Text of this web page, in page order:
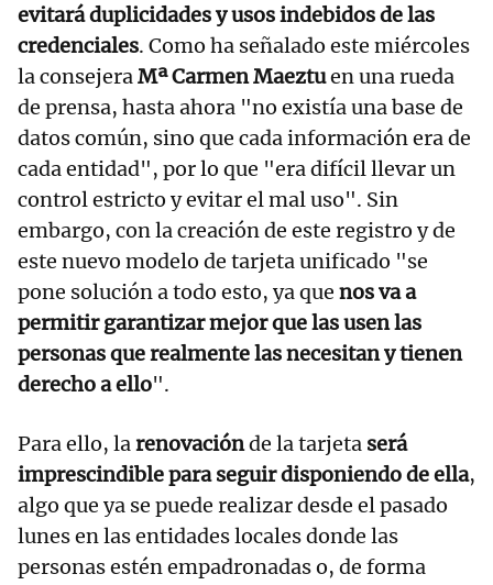
evitará duplicidades y usos indebidos de las
credenciales. Como ha señalado este miércoles
la consejeraMª Carmen Maeztuen una rueda
de prensa, hasta ahora "no existía una base de
datos común, sino que cada información era de
cada entidad", por lo que "era difícil llevar un
control estricto y evitar el mal uso". Sin
embargo, con la creación de este registro y de
este nuevo modelo de tarjeta unificado "se
pone solución a todo esto, ya que nos va a
permitir garantizar mejor que las usen las
personas que realmente las necesitan y tienen
derecho a ello".
Para ello, larenovaciónde la tarjeta será
imprescindible para seguir disponiendo de ella,
algo que ya se puede realizar desde el pasado
lunes en las entidades locales donde las
personas estén empadronadas o, de forma